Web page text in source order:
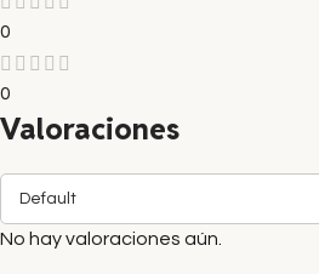
0
0
Valoraciones
No hay valoraciones aún.